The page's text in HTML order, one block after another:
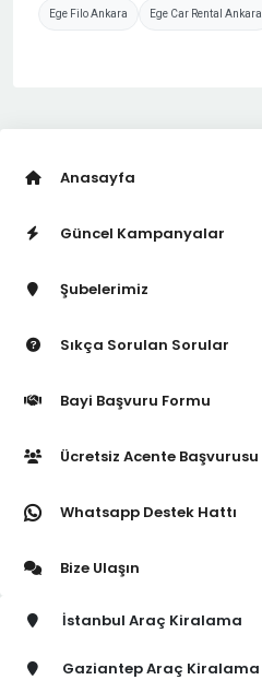
Ege Filo Ankara Ege Car Rental Ankara
Anasayfa
Güncel Kampanyalar
Şubelerimiz
Sıkça Sorulan Sorular
Bayi Başvuru Formu
Ücretsiz Acente Başvurusu
Whatsapp Destek Hattı
Bize Ulaşın
İstanbul Araç Kiralama
Gaziantep Araç Kiralama